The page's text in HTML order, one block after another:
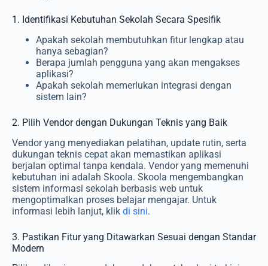
1. Identifikasi Kebutuhan Sekolah Secara Spesifik
Apakah sekolah membutuhkan fitur lengkap atau
hanya sebagian?
Berapa jumlah pengguna yang akan mengakses
aplikasi?
Apakah sekolah memerlukan integrasi dengan
sistem lain?
2. Pilih Vendor dengan Dukungan Teknis yang Baik
Vendor yang menyediakan pelatihan, update rutin, serta
dukungan teknis cepat akan memastikan aplikasi
berjalan optimal tanpa kendala. Vendor yang memenuhi
kebutuhan ini adalah Skoola. Skoola mengembangkan
sistem informasi sekolah berbasis web untuk
mengoptimalkan proses belajar mengajar. Untuk
informasi lebih lanjut, klik di sini.
3. Pastikan Fitur yang Ditawarkan Sesuai dengan Standar
Modern